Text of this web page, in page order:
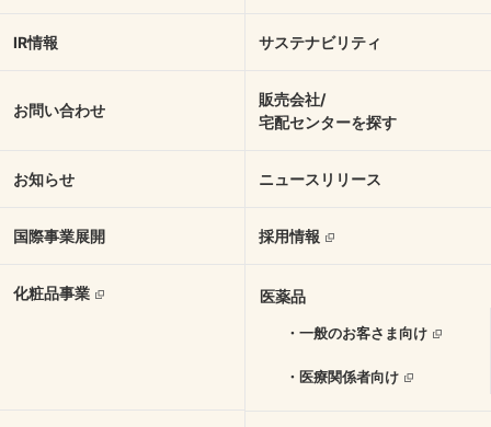
IR情報 サステナビリティ
お問い合わせ
販売会社/
宅配センターを探す
お知らせ ニュースリリース
国際事業展開 採用情報
化粧品事業 医薬品
・一般のお客さま向け
・医療関係者向け